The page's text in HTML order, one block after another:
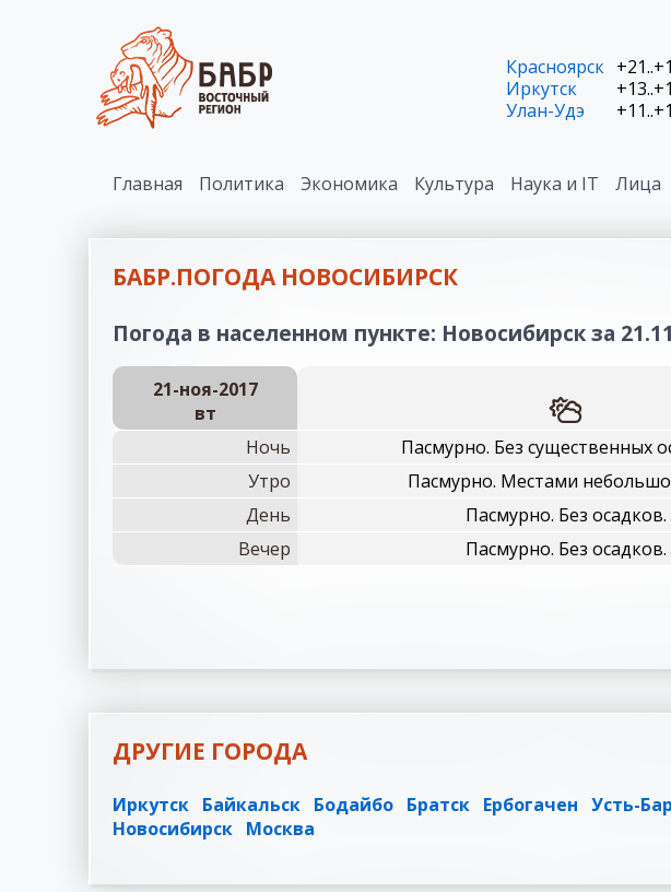
Красноярск
Иркутск
Улан-Удэ
Главная Политика Экономика Культура Наука и IT Лица
БАБР.ПОГОДА НОВОСИБИРСК
Погода в населенном пункте: Новосибирск за
21-ноя-2017
вт
Ночь
Пасмурно. Без существенных
Утро
Пасмурно. Местами
День
Пасмурно. Без осадков.
Вечер
Пасмурно. Без осадков.
ДРУГИЕ ГОРОДА
Иркутск Байкальск Бодайбо Братск Ербогачен Усть-
Новосибирск Москва